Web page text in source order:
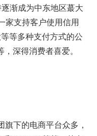
渐成为中东地区蕞大
家支持客户使用信用
等多种支付方式的公
深得消费者喜爱。
下的电商平台众多，